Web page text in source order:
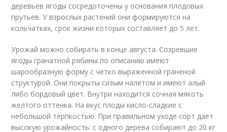
деревьев ягоды сосредоточены у основания плодовых
прутьев. У взрослых растений они формируются на
кольчатках, срок жизни которых составляет до 5 лет.
Урожай можно собирать в конце августа. Созревшие
ягоды гранатной рябины по описанию имеют
шарообразную форму с четко выраженной граненой
структурой. Они покрыты сизым налетом и имеют алый
либо бордовый цвет. Внутри находится сочная мякоть
желтого оттенка. На вкус плоды кисло-сладкие с
небольшой терпкостью. При правильном уходе сорт дает
высокую урожайность: с одного дерева собирают до 20 кг